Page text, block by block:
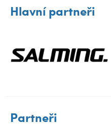
Hlavní partneři
Partneři